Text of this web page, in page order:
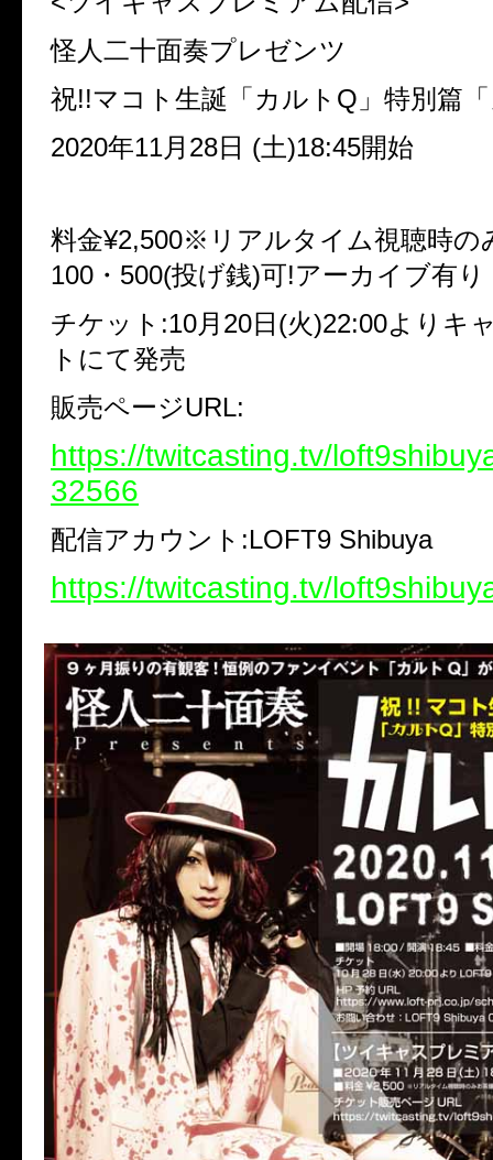
怪人二十面奏プレゼンツ
祝!!マコト生誕「カルトQ」特別篇
2020年11月28日 (土)18:45開始
料金¥2,500※リアルタイム視聴時の
100・500(投げ銭)可!アーカイブ有り
チケット:10月20日(火)22:00よりキ
トにて発売
販売ページURL:
https://twitcasting.tv/
32566
配信アカウント:LOFT9 Shibuya
https://twitcasting.tv/